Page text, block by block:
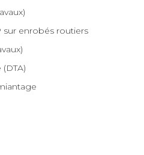
sur enrobés routiers